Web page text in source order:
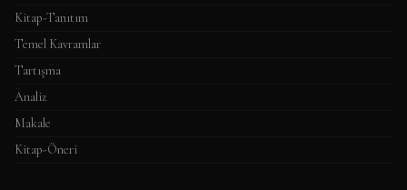
Kitap-Tanıtım
Temel Kavramlar
Tartışma
Analiz
Makale
Kitap-Öneri